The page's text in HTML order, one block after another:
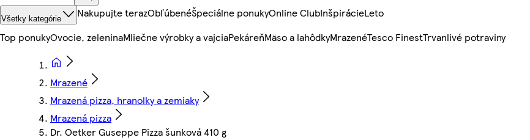
Všetky kategórie Nakupujte terazObľúbenéŠpeciálne ponukyOnline ClubInšpirácieLeto
Top ponukyOvocie, zeleninaMliečne výrobky a vajciaPekáreňMäso a lahôdkyMrazenéTesco FinestTrvanlivé potraviny
Mrazené
Mrazená pizza, hranolky a zemiaky
Mrazená pizza
Dr. Oetker Guseppe Pizza šunková 410 g